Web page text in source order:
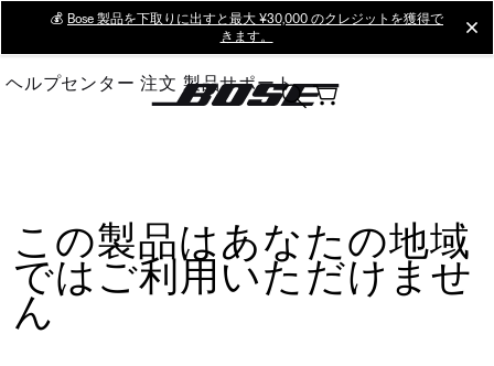
Main
💰 Bose 製品を下取りに出すと最大 ¥30,000 のクレジットを獲得で
きます。
ヘルプセンター 注文 製品サポート
この製品はあなたの地域
ではご利用いただけませ
ん